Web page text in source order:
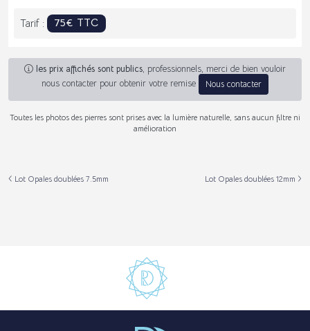
Tarif : 75€ TTC
les prix affichés sont publics, professionnels, merci de bien vouloir
nous contacter pour obtenir votre remise
Nous contacter
Toutes les photos des pierres sont prises avec la lumière naturelle, sans aucun filtre ni
amélioration
Lot Opales doublées 7.5mm Lot Opales doublées 12mm